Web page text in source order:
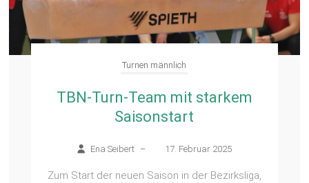
Turnen männlich
TBN-Turn-Team mit starkem
Saisonstart
Ena Seibert – 17. Februar 2025
Zum Start der neuen Saison in der Bezirksliga,